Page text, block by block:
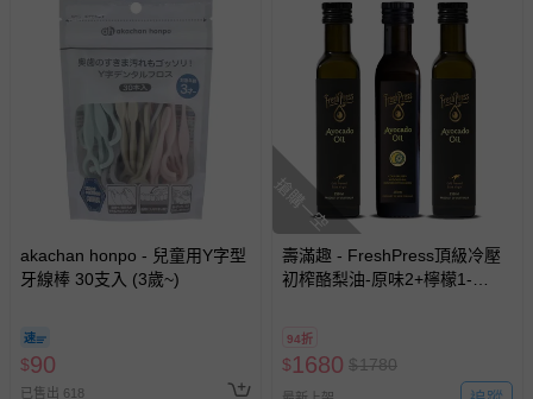
akachan honpo - 兒童用Y字型
牙線棒 30支入 (3歲~)
$90
已售出 618
搶購一空
壽滿趣 - FreshPress頂級冷壓
初榨酪梨油-原味2+檸檬1-
94折
$1680 $1780